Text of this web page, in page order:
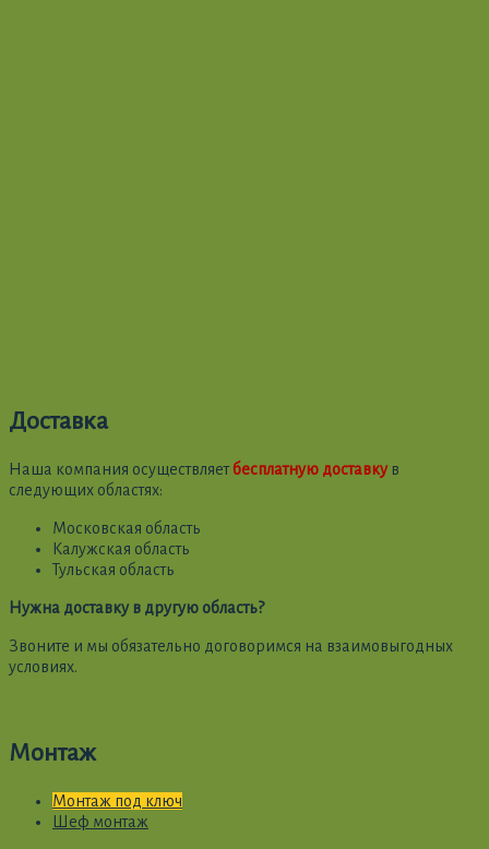
Доставка
Наша компания осуществляетбесплатную доставкув
следующих областях:
Московская область
Калужская область
Тульская область
Нужна доставку в другую область?
Звоните и мы обязательно договоримся на взаимовыгодных
условиях.
Монтаж
Монтаж под ключ
Шеф монтаж